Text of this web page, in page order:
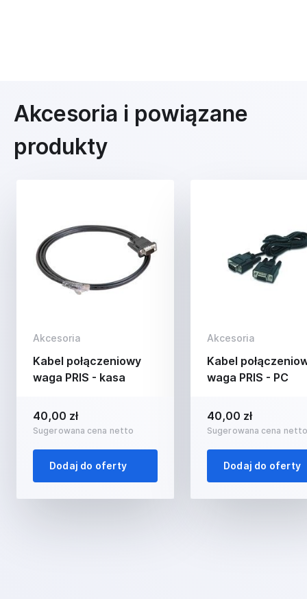
Akcesoria i powiązane
produkty
Akcesoria
Kabel połączeniowy
waga PRIS - kasa
40,00 zł
Sugerowana cena netto
Dodaj do oferty
Akcesoria
Kabel
waga PRIS - PC
40,00 zł
Sugerowana cena
Dodaj do oferty